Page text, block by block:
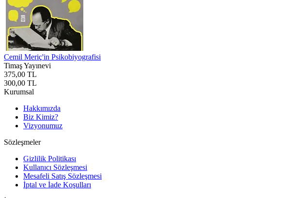
Cemil Meriç'in Psikobiyografisi
Timaş Yayınevi
375,00 TL
300,00 TL
Kurumsal
Hakkımızda
Biz Kimiz?
Vizyonumuz
Sözleşmeler
Gizlilik Politikası
Kullanıcı Sözleşmesi
Mesafeli Satış Sözleşmesi
İptal ve İade Koşulları